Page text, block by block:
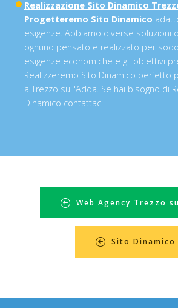
Realizzazione Sito Dinamico
Progetteremo Sito Dinamico
esigenze. Abbiamo diverse soluzioni
ognuno pensato e realizzato per
esigenze economiche e gli obiettivi
Realizzeremo Sito Dinamico perfetto
a Trezzo sull'Adda. Se hai bisogno di
Dinamico contattaci.
Web Agency Trezzo
Sito Dinamico